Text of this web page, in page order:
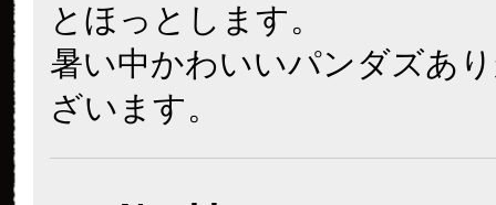
とほっとします。
暑い中かわいいパンダズあ
ざいます。